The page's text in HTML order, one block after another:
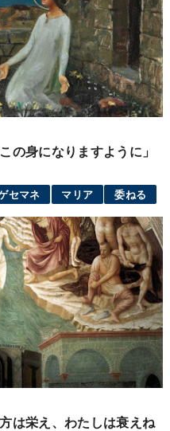
の身になりますように」
セマネ マリア 委ねる
は栄え、わたしは衰えね